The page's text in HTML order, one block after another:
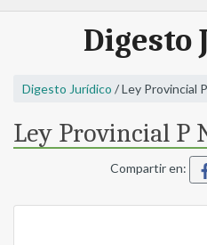
Digesto
Digesto Jurídico / Ley Provincial
Ley Provincial P
Compartir en: